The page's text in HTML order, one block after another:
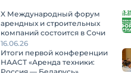
X Международный форум
арендных и строительных
компаний состоится в Сочи
16.06.26
Итоги первой конференции
НААСТ «Аренда техники: